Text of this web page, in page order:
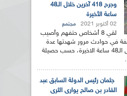
وجرح 418 آخرين خلال الـ48
ساعة الأخيرة
02 أكتوبر 2021 مجتمع
لقي 8 أشخاص حتفهم وأصيب
في حوادث مرور شهدتها عدة
ولايات من الوطن خلال الـ48 ساعة الاخيرة، حسب حصيلة
جثمان رئيس الدولة السابق عبد
القادر بن صالح يوارى الثرى